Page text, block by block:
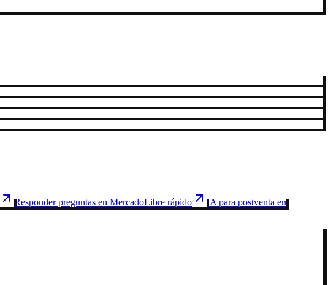
Responder preguntas en MercadoLibre rápido
IA para postventa en